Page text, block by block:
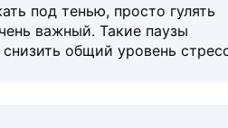
под тенью, просто гулять
важный. Такие паузы
общий уровень